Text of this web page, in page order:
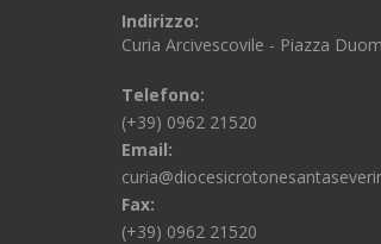
Indirizzo:
Curia Arcivescovile - Piazza
Telefono:
(+39) 0962 21520
Email:
Fax:
(+39) 0962 21520